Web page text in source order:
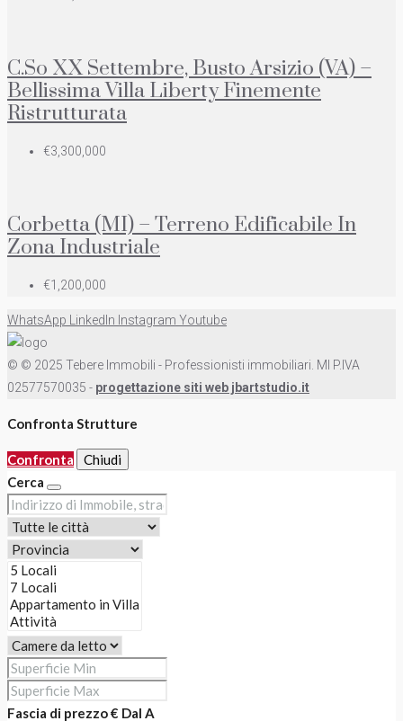
C.so XX Settembre, Busto Arsizio (VA) –
Bellissima Villa Liberty Finemente
Ristrutturata
€3,300,000
Corbetta (MI) – Terreno Edificabile In
Zona Industriale
€1,200,000
WhatsApp LinkedIn Instagram Youtube
© © 2025 Tebere Immobili - Professionisti immobiliari. MI P.IVA
02577570035 - progettazione siti web jbartstudio.it
Confronta Strutture
Confronta
Chiudi
Cerca
Fascia di prezzo € Dal A